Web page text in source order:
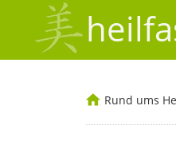
Rund ums